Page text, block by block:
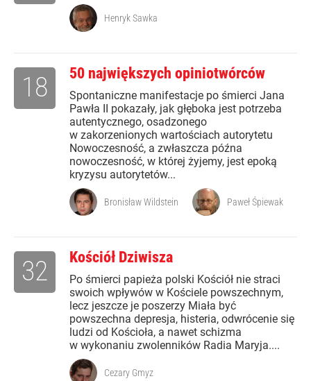
Henryk Sawka
50 największych opiniotwórców
Spontaniczne manifestacje po śmierci Jana
Pawła II pokazały, jak głęboka jest potrzeba
autentycznego, osadzonego
w zakorzenionych wartościach autorytetu
Nowoczesność, a zwłaszcza późna
nowoczesność, w której żyjemy, jest epoką
kryzysu autorytetów...
18
Bronisław Wildstein Paweł Śpiewak
Kościół Dziwisza
Po śmierci papieża polski Kościół nie straci
swoich wpływów w Kościele powszechnym,
lecz jeszcze je poszerzy Miała być
powszechna depresja, histeria, odwrócenie się
ludzi od Kościoła, a nawet schizma
w wykonaniu zwolenników Radia Maryja....
32
Cezary Gmyz